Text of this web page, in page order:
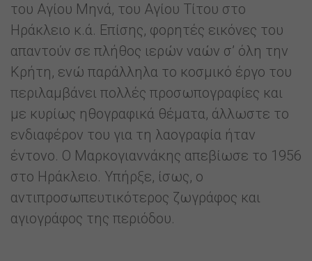
του Αγίου Μηνά, του Αγίου Τίτου στο
Ηράκλειο κ.ά. Επίσης, φορητές εικόνες του
απαντούν σε πλήθος ιερών ναών σ’ όλη την
Κρήτη, ενώ παράλληλα το κοσμικό έργο του
περιλαμβάνει πολλές προσωπογραφίες και
με κυρίως ηθογραφικά θέματα, άλλωστε το
ενδιαφέρον του για τη λαογραφία ήταν
έντονο. Ο Μαρκογιαννάκης απεβίωσε το 1956
στο Ηράκλειο. Υπήρξε, ίσως, ο
αντιπροσωπευτικότερος ζωγράφος και
αγιογράφος της περιόδου.